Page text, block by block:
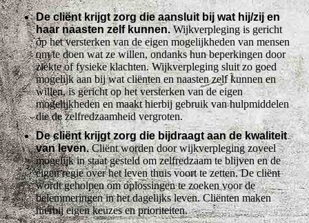
De cliënt krijgt zorg die aansluit bij wat hij/zij en
haar naasten zelf kunnen.Wijkverpleging is gericht
op het versterken van de eigen mogelijkheden van mensen
om te doen wat ze willen, ondanks hun beperkingen door
ziekte of fysieke klachten. Wijkverpleging sluit zo goed
mogelijk aan bij wat cliënten en naasten zelf kunnen en
willen, is gericht op het versterken van de eigen
mogelijkheden en maakt hierbij gebruik van hulpmiddelen
die de zelfredzaamheid vergroten.
De cliënt krijgt zorg die bijdraagt aan de kwaliteit
van leven.Cliënt worden door wijkverpleging zoveel
mogelijk in staat gesteld om zelfredzaam te blijven en de
eigen regie over het leven thuis voort te zetten. De cliënt
wordt geholpen om oplossingen te zoeken voor de
belemmeringen in het dagelijks leven. Cliënten maken
hierbij eigen keuzes en prioriteiten.